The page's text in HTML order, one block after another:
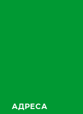
АДРЕСА